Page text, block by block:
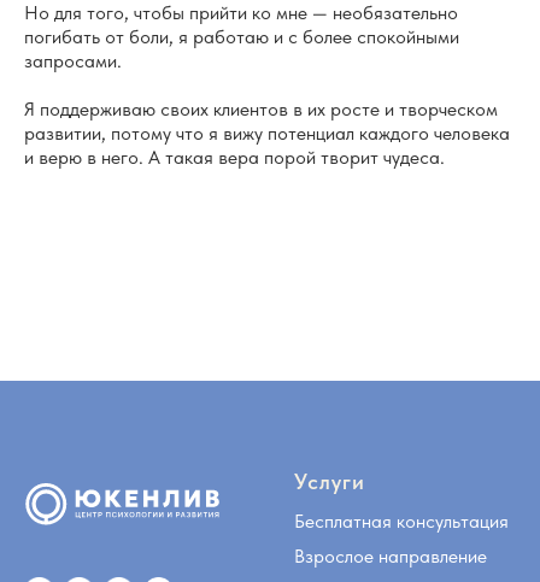
Но для того, чтобы прийти ко мне — необязательно
погибать от боли, я работаю и с более спокойными
запросами.
Я поддерживаю своих клиентов в их росте и творческом
развитии, потому что я вижу потенциал каждого человека
и верю в него. А такая вера порой творит чудеса.
Услуги
Бесплатная консультация
Взрослое направление